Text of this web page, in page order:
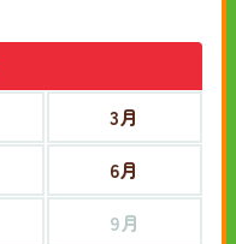
3月
6月
9月